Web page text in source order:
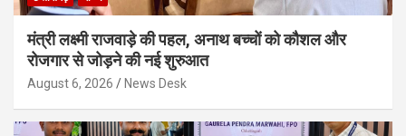
मंत्री लक्ष्मी राजवाड़े की पहल, अनाथ बच्चों को कौशल और
रोजगार से जोड़ने की नई शुरुआत
August 6, 2026 News Desk